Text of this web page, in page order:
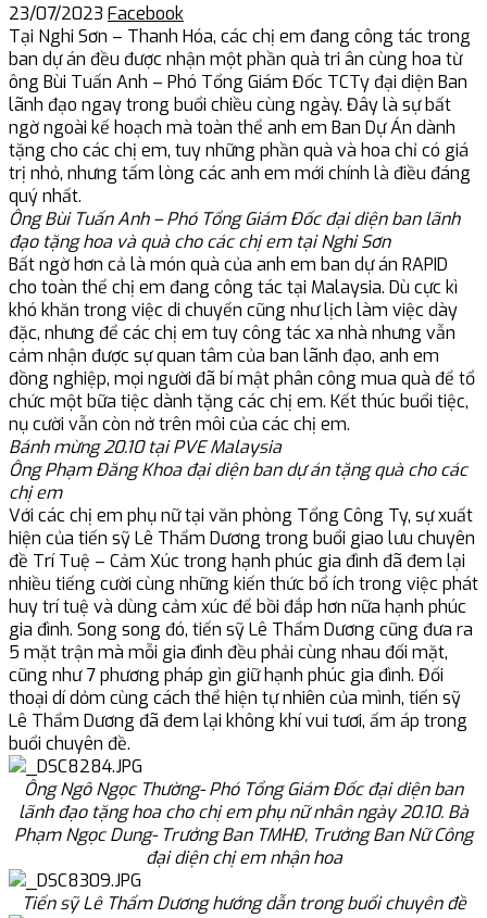
23/07/2023 Facebook
Tại Nghi Sơn – Thanh Hóa, các chị em đang công tác trong
ban dự án đều được nhận một phần quà tri ân cùng hoa từ
ông Bùi Tuấn Anh – Phó Tổng Giám Đốc TCTy đại diện Ban
lãnh đạo ngay trong buổi chiều cùng ngày. Đây là sự bất
ngờ ngoài kế hoạch mà toàn thể anh em Ban Dự Án dành
tặng cho các chị em, tuy những phần quà và hoa chỉ có giá
trị nhỏ, nhưng tấm lòng các anh em mới chính là điều đáng
quý nhất.
Ông Bùi Tuấn Anh – Phó Tổng Giám Đốc đại diện ban lãnh
đạo tặng hoa và quà cho các chị em tại Nghi Sơn
Bất ngờ hơn cả là món quà của anh em ban dự án RAPID
cho toàn thể chị em đang công tác tại Malaysia. Dù cực kì
khó khăn trong việc di chuyển cũng như lịch làm việc dày
đặc, nhưng để các chị em tuy công tác xa nhà nhưng vẫn
cảm nhận được sự quan tâm của ban lãnh đạo, anh em
đồng nghiệp, mọi người đã bí mật phân công mua quà để tổ
chức một bữa tiệc dành tặng các chị em. Kết thúc buổi tiệc,
nụ cười vẫn còn nở trên môi của các chị em.
Bánh mừng 20.10 tại PVE Malaysia
Ông Phạm Đăng Khoa đại diện ban dự án tặng quà cho các
chị em
Với các chị em phụ nữ tại văn phòng Tổng Công Ty, sự xuất
hiện của tiến sỹ Lê Thẩm Dương trong buổi giao lưu chuyên
đề Trí Tuệ – Cảm Xúc trong hạnh phúc gia đình đã đem lại
nhiều tiếng cười cùng những kiến thức bổ ích trong việc phát
huy trí tuệ và dùng cảm xúc để bồi đắp hơn nữa hạnh phúc
gia đình. Song song đó, tiến sỹ Lê Thẩm Dương cũng đưa ra
5 mặt trận mà mỗi gia đình đều phải cùng nhau đối mặt,
cũng như 7 phương pháp gìn giữ hạnh phúc gia đình. Đối
thoại dí dỏm cùng cách thể hiện tự nhiên của mình, tiến sỹ
Lê Thẩm Dương đã đem lại không khí vui tươi, ấm áp trong
buổi chuyên đề.
Ông Ngô Ngọc Thường- Phó Tổng Giám Đốc đại diện ban
lãnh đạo tặng hoa cho chị em phụ nữ nhân ngày 20.10. Bà
Phạm Ngọc Dung- Trưởng Ban TMHĐ, Trưởng Ban Nữ Công
đại diện chị em nhận hoa
Tiến sỹ Lê Thẩm Dương hướng dẫn trong buổi chuyên đề